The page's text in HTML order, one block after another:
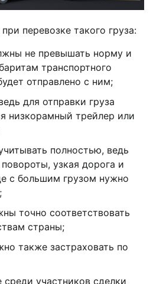
перевозке такого груза:
не превышать норму и
транспортного
отправлено с ним;
для отправки груза
низкорамный трейлер или
полностью, ведь
узкая дорога и
с большим грузом нужно
точно соответствовать
страны;
также застраховать по
участников сделки